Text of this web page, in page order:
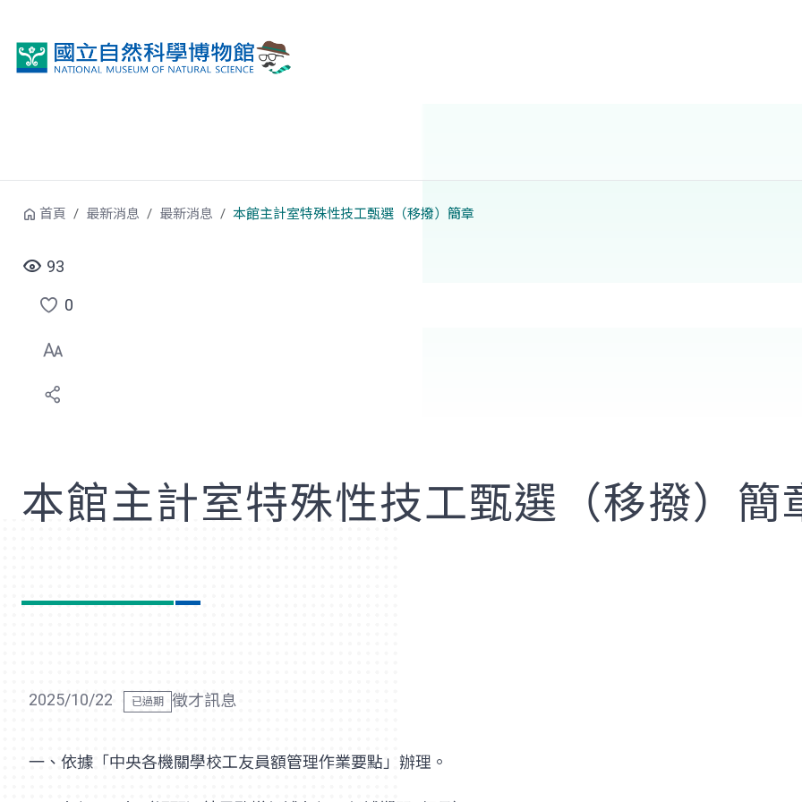
首頁 最新消息 最新消息 本館主計室特殊性技工甄選（移撥）簡章
93
點
選
喜
0
本館主計室特殊性技工甄選（移撥）簡
2025/10/22 徵才訊息
一、依據「中央各機關學校工友員額管理作業要點」辦理。